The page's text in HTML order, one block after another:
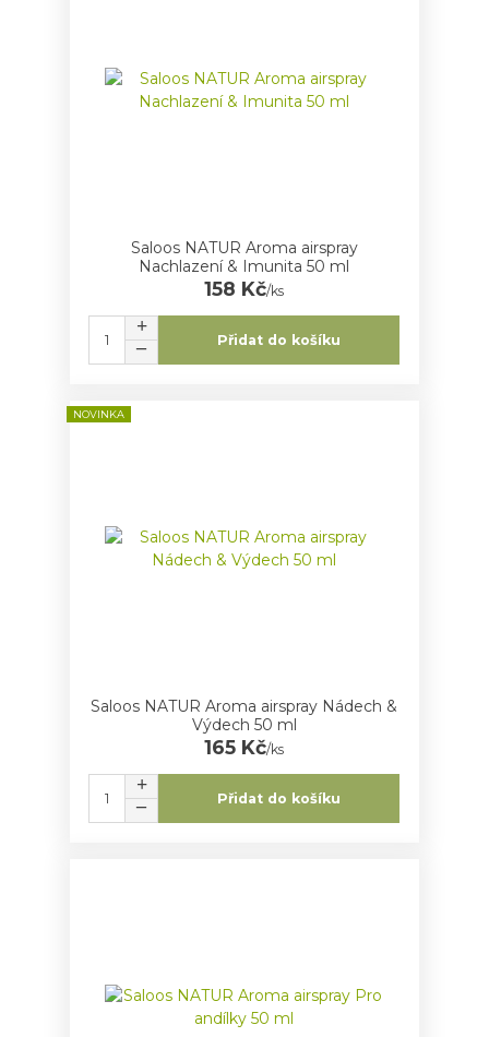
Saloos NATUR Aroma airspray
Nachlazení & Imunita 50 ml
158 Kč/ks
Přidat do košíku
NOVINKA
Saloos NATUR Aroma airspray Nádech &
Výdech 50 ml
165 Kč/ks
Přidat do košíku